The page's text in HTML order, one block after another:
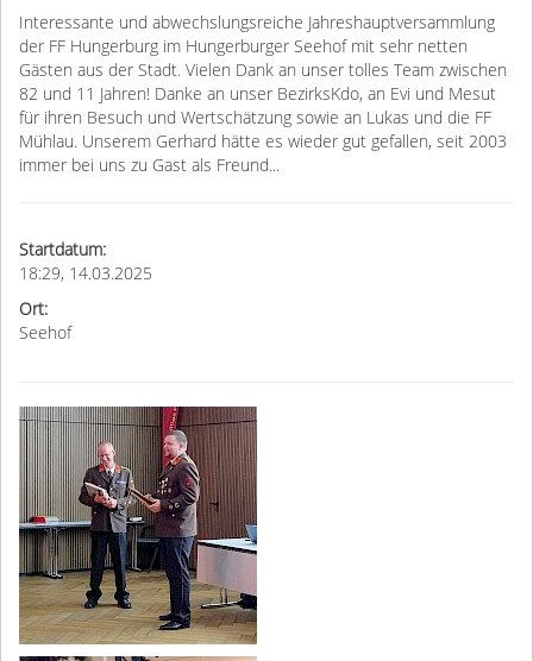
Interessante und abwechslungsreiche Jahreshauptversammlung
der FF Hungerburg im Hungerburger Seehof mit sehr netten
Gästen aus der Stadt. Vielen Dank an unser tolles Team zwischen
82 und 11 Jahren! Danke an unser BezirksKdo, an Evi und Mesut
für ihren Besuch und Wertschätzung sowie an Lukas und die FF
Mühlau. Unserem Gerhard hätte es wieder gut gefallen, seit 2003
immer bei uns zu Gast als Freund...
Startdatum:
18:29, 14.03.2025
Ort:
Seehof